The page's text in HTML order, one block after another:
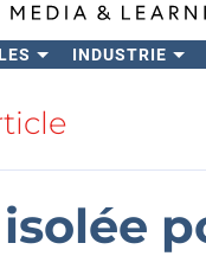
INDUSTRIE